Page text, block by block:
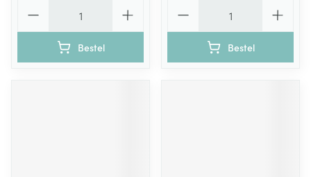
Bestel Bestel